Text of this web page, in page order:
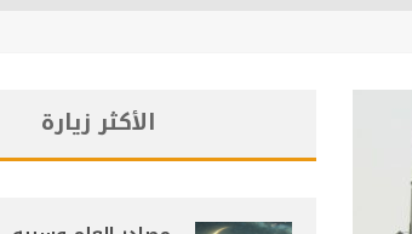
الأكثر زيارة